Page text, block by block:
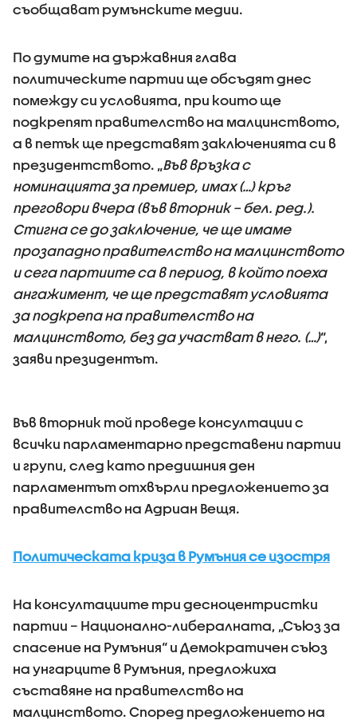
съобщават румънските медии.
По думите на държавния глава
политическите партии ще обсъдят днес
помежду си условията, при които ще
подкрепят правителство на малцинството,
а в петък ще представят заключенията си в
президентството. „Във връзка с
номинацията за премиер, имах (…) кръг
преговори вчера (във вторник – бел. ред.).
Стигна се до заключение, че ще имаме
прозападно правителство на малцинството
и сега партиите са в период, в който поеха
ангажимент, че ще представят условията
за подкрепа на правителство на
малцинството, без да участват в него. (…)“,
заяви президентът.
Във вторник той проведе консултации с
всички парламентарно представени партии
и групи, след като предишния ден
парламентът отхвърли предложението за
правителство на Адриан Вещя.
Политическата криза в Румъния се изостря
На консултациите три десноцентристки
партии – Национално-либералната, „Съюз за
спасение на Румъния“ и Демократичен съюз
на унгарците в Румъния, предложиха
съставяне на правителство на
малцинството. Според предложението на